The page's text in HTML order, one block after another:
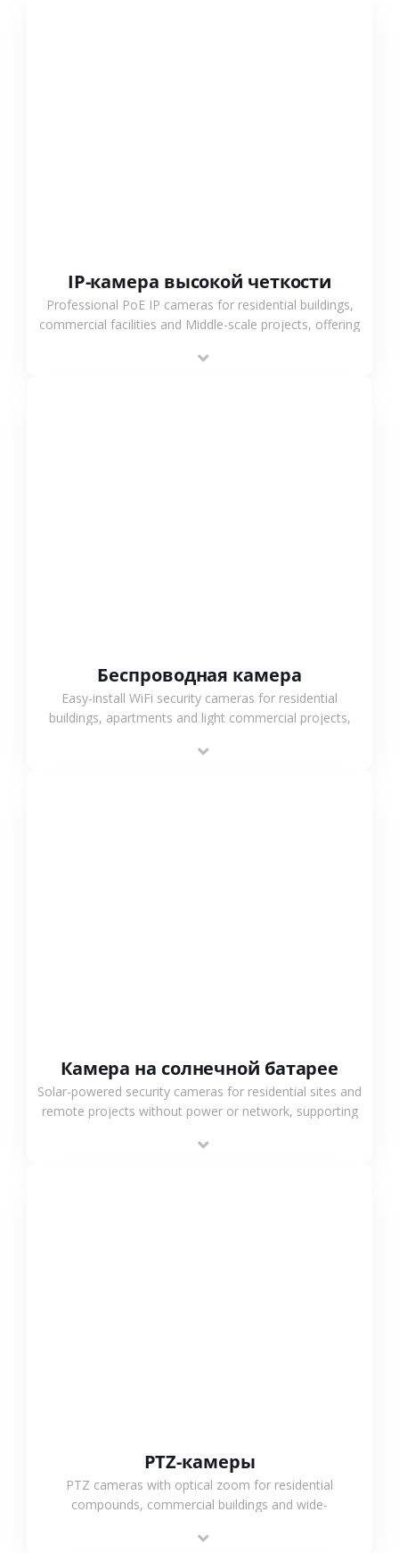
IP-камера высокой четкости
Professional PoE IP cameras for residential buildings,
commercial facilities and Middle-scale projects, offering
support.
Беспроводная камера
Easy-install WiFi security cameras for residential
buildings, apartments and light commercial projects,
surveillance solutions.
Камера на солнечной батарее
Solar-powered security cameras for residential sites and
remote projects without power or network, supporting
outdoor monitoring.
PTZ-камеры
PTZ cameras with optical zoom for residential
compounds, commercial buildings and wide-
monitoring and flexible coverage.